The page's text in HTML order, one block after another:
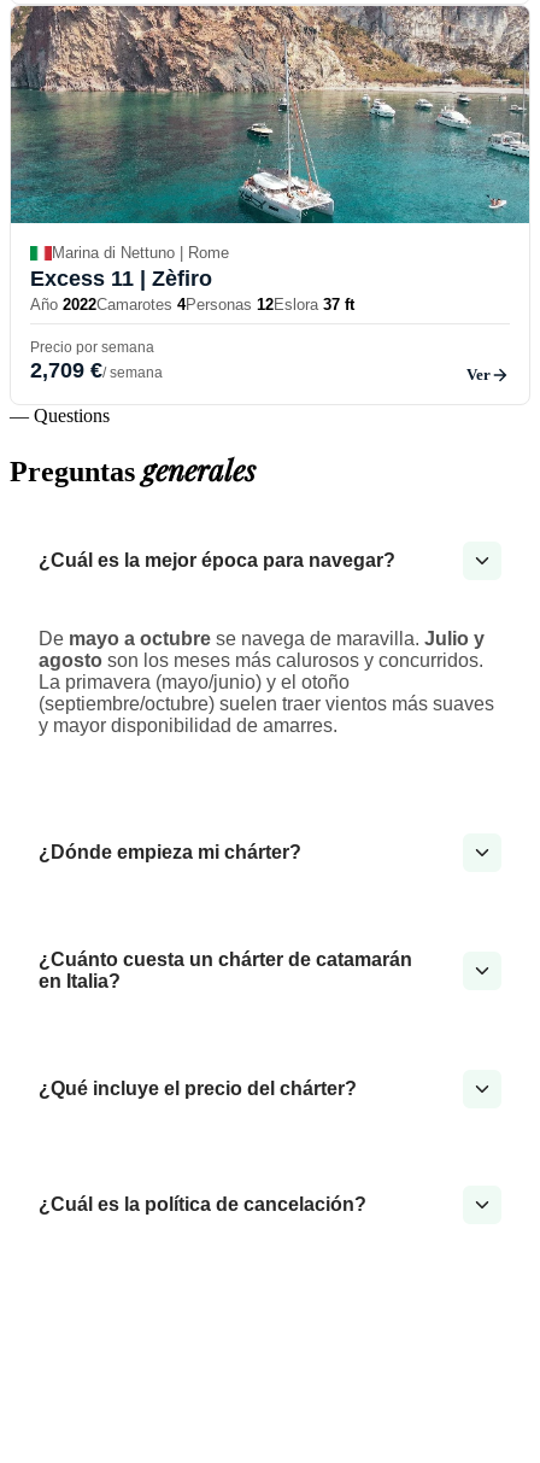
Marina di Nettuno | Rome
Excess 11 | Zèfiro
Año 2022Camarotes 4Personas 12Eslora 37 ft
Precio por semana
2,709 €/ semana Ver
— Questions
Preguntasgenerales
¿Cuál es la mejor época para navegar?
De mayo a octubre se navega de maravilla. Julio y
agosto son los meses más calurosos y concurridos.
La primavera (mayo/junio) y el otoño
(septiembre/octubre) suelen traer vientos más suaves
y mayor disponibilidad de amarres.
¿Dónde empieza mi chárter?
¿Cuánto cuesta un chárter de catamarán
en Italia?
¿Qué incluye el precio del chárter?
¿Cuál es la política de cancelación?